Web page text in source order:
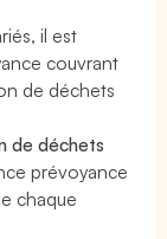
il est
couvrant
de déchets
de déchets
prévoyance
chaque